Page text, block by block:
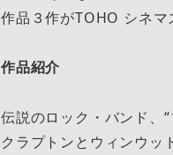
作品３作がTOHO シネマ
作品紹介
伝説のロック・バンド、
クラプトンとウィンウッ